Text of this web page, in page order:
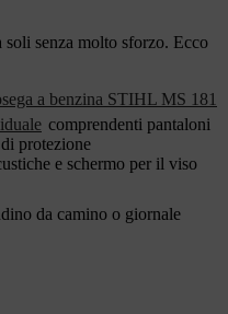
soli senza molto sforzo. Ecco
a benzina STIHL MS 181
comprendenti pantaloni
protezione
e schermo per il viso
da camino o giornale